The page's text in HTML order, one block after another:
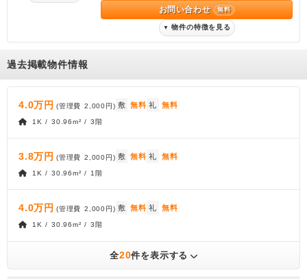
お問い合わせ 無料
▼ 物件の特徴を見る
過去掲載物件情報
4.0万円 (管理費 2,000円) 敷 無料 礼 無料
1K / 30.96m² / 3階
3.8万円 (管理費 2,000円) 敷 無料 礼 無料
1K / 30.96m² / 1階
4.0万円 (管理費 2,000円) 敷 無料 礼 無料
1K / 30.96m² / 3階
全20件を表示する